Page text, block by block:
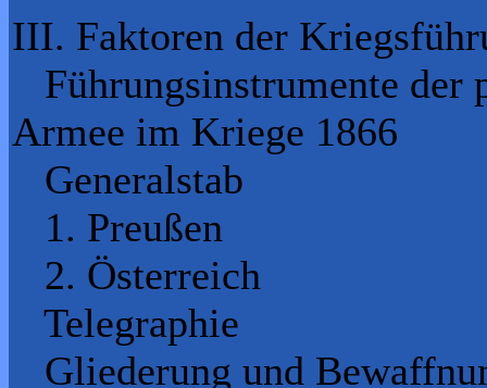
III. Faktoren der
Führungsinstrumente der
Armee im Kriege 1866
Generalstab
1. Preußen
2. Österreich
Telegraphie
Gliederung und